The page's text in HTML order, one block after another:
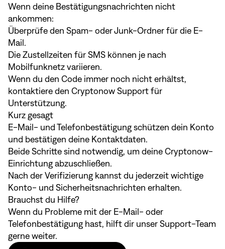
Wenn deine Bestätigungsnachrichten nicht
ankommen:
Überprüfe den Spam- oder Junk-Ordner für die E-
Mail.
Die Zustellzeiten für SMS können je nach
Mobilfunknetz variieren.
Wenn du den Code immer noch nicht erhältst,
kontaktiere den Cryptonow Support für
Unterstützung.
Kurz gesagt
E-Mail- und Telefonbestätigung schützen dein Konto
und bestätigen deine Kontaktdaten.
Beide Schritte sind notwendig, um deine Cryptonow-
Einrichtung abzuschließen.
Nach der Verifizierung kannst du jederzeit wichtige
Konto- und Sicherheitsnachrichten erhalten.
Brauchst du Hilfe?
Wenn du Probleme mit der E-Mail- oder
Telefonbestätigung hast, hilft dir unser Support-Team
gerne weiter.